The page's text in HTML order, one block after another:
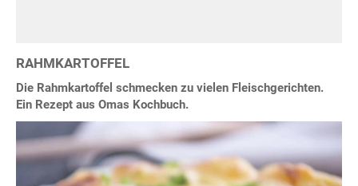
RAHMKARTOFFEL
Die Rahmkartoffel schmecken zu vielen Fleischgerichten.
Ein Rezept aus Omas Kochbuch.